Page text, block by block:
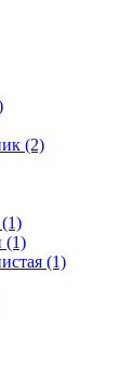
(2)
(1)
(1)